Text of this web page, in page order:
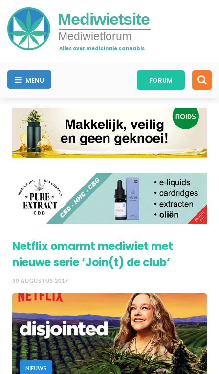
Mediwietsite
Mediwietforum
Alles over medicinale cannabis
MENU FORUM
Netflix omarmt mediwiet met
nieuwe serie ‘Join(t) de club’
30 AUGUSTUS 2017
NIEUWS